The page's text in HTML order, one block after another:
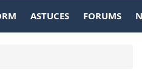
ASTUCES FORUMS